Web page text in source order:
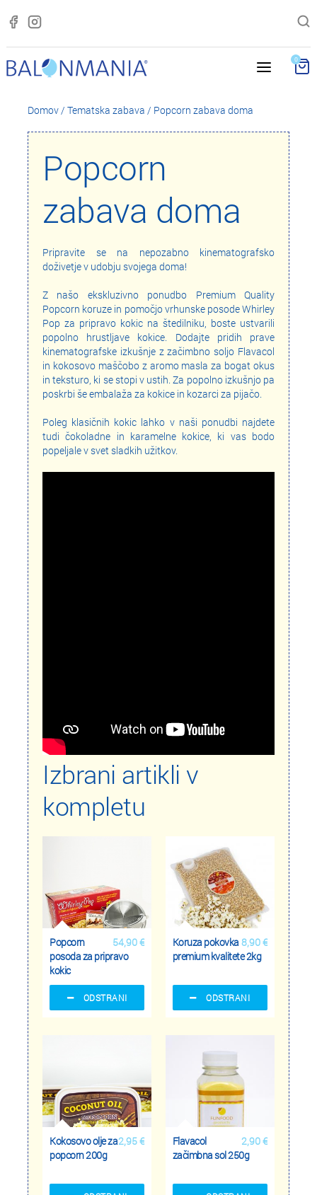
0
Domov/ Tematska zabava / Popcorn zabava doma
Popcorn
zabava doma
Pripravite se na nepozabno kinematografsko
doživetje v udobju svojega doma!
Z našo ekskluzivno ponudbo Premium Quality
Popcorn koruze in pomočjo vrhunske posode Whirley
Pop za pripravo kokic na štedilniku, boste ustvarili
popolno hrustljave kokice. Dodajte pridih prave
kinematografske izkušnje z začimbno soljo Flavacol
in kokosovo maščobo z aromo masla za bogat okus
in teksturo, ki se stopi v ustih. Za popolno izkušnjo pa
poskrbi še embalaža za kokice in kozarci za pijačo.
Poleg klasičnih kokic lahko v naši ponudbi najdete
tudi čokoladne in karamelne kokice, ki vas bodo
popeljale v svet sladkih užitkov.
Izbrani artikli v
kompletu
54,90 €
Popcorn
posoda za pripravo
kokic
ODSTRANI
8,90 €
Koruza pokovka
premium kvalitete 2kg
ODSTRANI
2,95 €
Kokosovo olje za
popcorn 200g
2,90 €
Flavacol
začimbna sol 250g